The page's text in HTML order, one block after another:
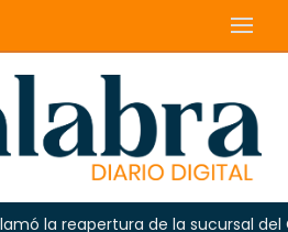
reapertura de la sucursal del